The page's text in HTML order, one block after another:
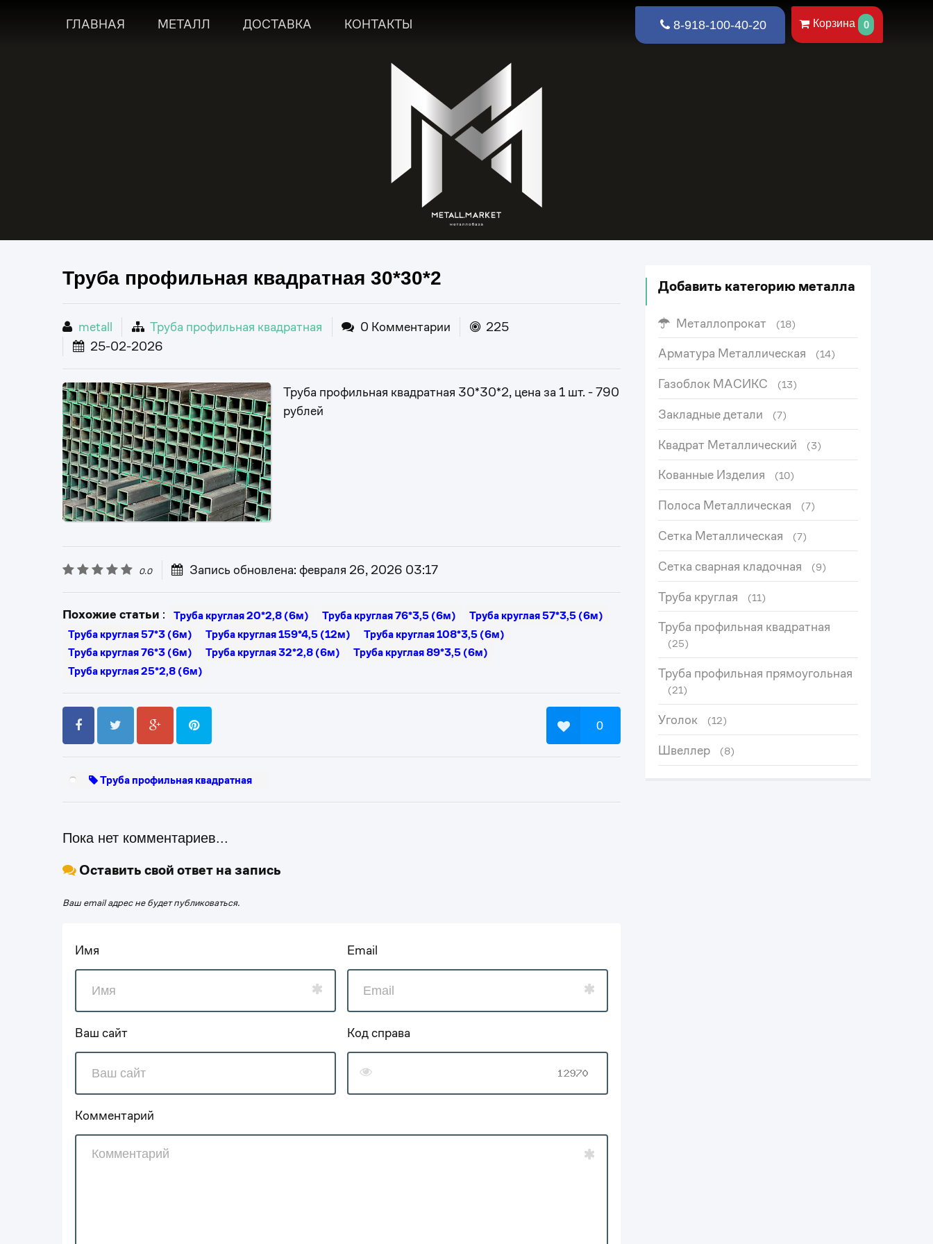
Корзина 0
8-918-100-40-20
ГЛАВНАЯ МЕТАЛЛ ДОСТАВКА КОНТАКТЫ
Труба профильная квадратная 30*30*2
metall Труба профильная квадратная 0 Комментарии
225
25-02-2026
Труба профильная квадратная 30*30*2, цена за 1 шт. - 790
рублей
0.0 Запись обновлена: февраля 26, 2026 03:17
Похожие статьи : Труба круглая 20*2,8 (6м) Труба круглая 76*3,5 (6м)
Труба круглая 57*3,5 (6м)
Труба круглая 57*3 (6м)
Труба круглая 159*4,5 (12м)
Труба круглая 108*3,5 (6м)
Труба круглая 76*3 (6м)
Труба круглая 32*2,8 (6м)
Труба круглая 89*3,5 (6м)
Труба круглая 25*2,8 (6м)
0
Труба профильная квадратная
Пока нет комментариев...
Оставить свой ответ на запись
Ваш email адрес не будет публиковаться.
Имя Email
Ваш сайт Код справа
Комментарий
Добавить категорию металла
Металлопрокат (18)
Арматура Металлическая (14)
Газоблок МАСИКС (13)
Закладные детали (7)
Квадрат Металлический (3)
Кованные Изделия (10)
Полоса Металлическая (7)
Сетка Металлическая (7)
Сетка сварная кладочная (9)
Труба круглая (11)
Труба профильная квадратная
(25)
Труба профильная прямоугольная
(21)
Уголок (12)
Швеллер (8)